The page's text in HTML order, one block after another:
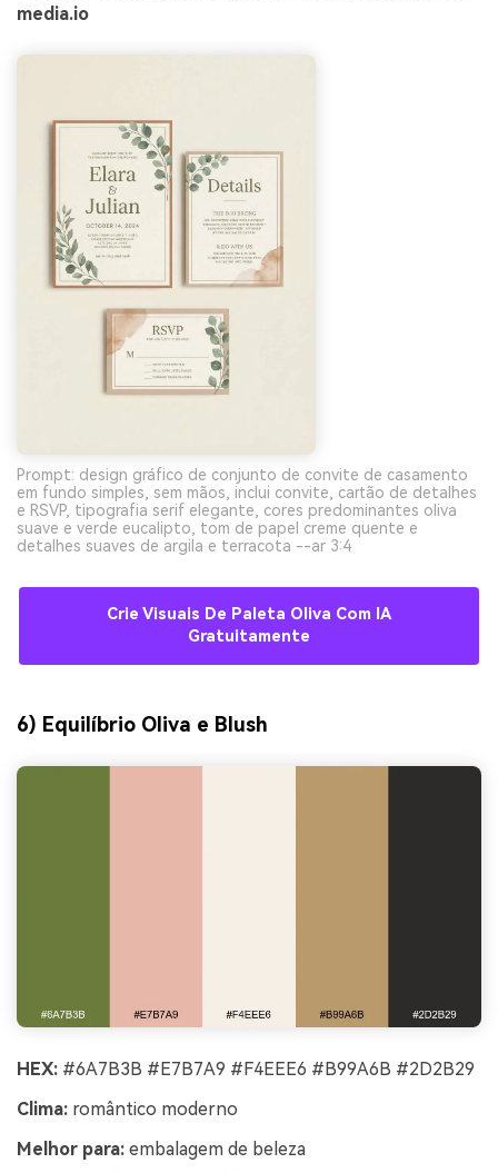
media.io
Prompt: design gráfico de conjunto de convite de casamento
em fundo simples, sem mãos, inclui convite, cartão de detalhes
e RSVP, tipografia serif elegante, cores predominantes oliva
suave e verde eucalipto, tom de papel creme quente e
detalhes suaves de argila e terracota --ar 3:4
Crie Visuais De Paleta Oliva Com IA
Gratuitamente
6) Equilíbrio Oliva e Blush
HEX: #6A7B3B #E7B7A9 #F4EEE6 #B99A6B #2D2B29
Clima: romântico moderno
Melhor para: embalagem de beleza